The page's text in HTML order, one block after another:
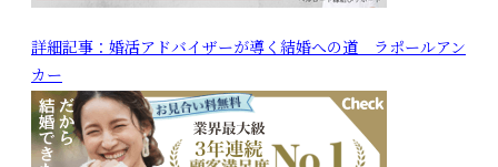
詳細記事：婚活アドバイザーが導く結婚への道 ラポールアン
カー